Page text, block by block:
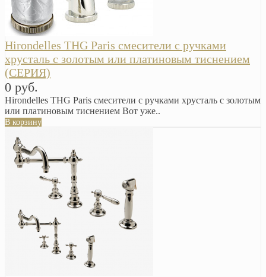
Hirondelles THG Paris смесители с ручками
хрусталь с золотым или платиновым тиснением
(СЕРИЯ)
0 руб.
Hirondelles THG Paris смесители с ручками хрусталь с золотым
или платиновым тиснением Вот уже..
В корзину